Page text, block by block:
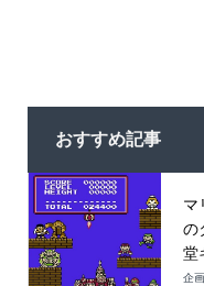
おすすめ記事
マ
の
堂
企